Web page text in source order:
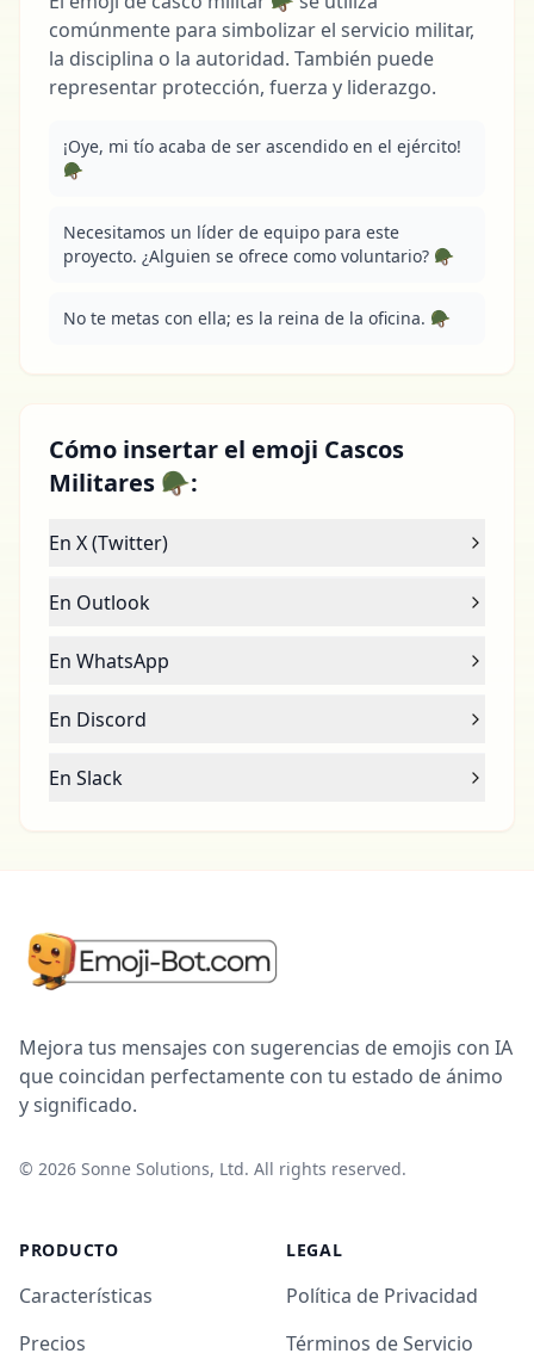
comúnmente para simbolizar el servicio militar,
la disciplina o la autoridad. También puede
representar protección, fuerza y liderazgo.
¡Oye, mi tío acaba de ser ascendido en el ejército!
🪖
Necesitamos un líder de equipo para este
proyecto. ¿Alguien se ofrece como voluntario? 🪖
No te metas con ella; es la reina de la oficina. 🪖
Cómo insertar el emoji Cascos
Militares 🪖:
En X (Twitter)
En Outlook
En WhatsApp
En Discord
En Slack
Mejora tus mensajes con sugerencias de emojis con IA
que coincidan perfectamente con tu estado de ánimo
y significado.
© 2026 Sonne Solutions, Ltd. All rights reserved.
PRODUCTO
Características
Precios
LEGAL
Política de Privacidad
Términos de Servicio